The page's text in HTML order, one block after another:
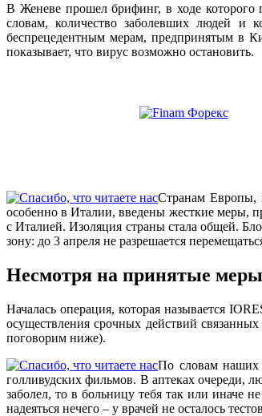
В Женеве прошел брифинг, в ходе которого
словам, количество заболевших людей и
беспрецедентным мерам, предпринятым в
показывает, что вирус возможно остановить.
Странам Европы,
особенно в Италии, введены жесткие меры,
с Италией. Изоляция страны стала общей.
зону: до 3 апреля не разрешается
Несмотря на принятые меры
Началась операция, которая называется
осуществления срочных действий
поговорим ниже).
По словам наших
голливудских фильмов. В аптеках очереди,
заболел, то в больницу тебя так или иначе
надеяться нечего – у врачей не осталось